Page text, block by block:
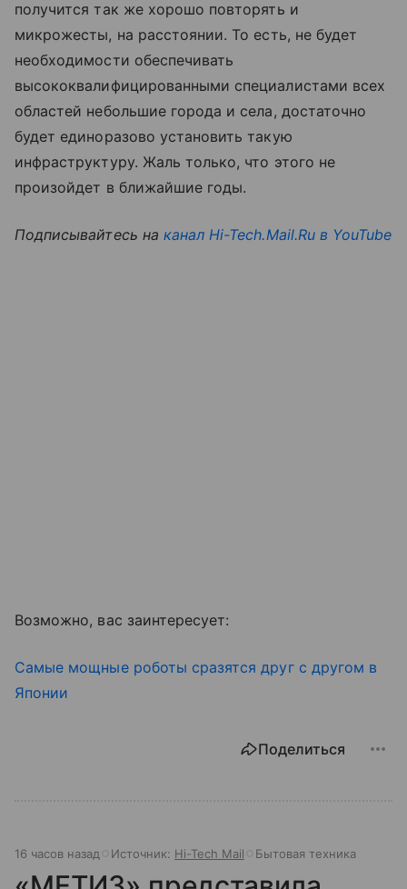
получится так же хорошо повторять и
микрожесты, на расстоянии. То есть, не будет
необходимости обеспечивать
высококвалифицированными специалистами всех
областей небольшие города и села, достаточно
будет единоразово установить такую
инфраструктуру. Жаль только, что этого не
произойдет в ближайшие годы.
Подписывайтесь на канал Hi-Tech.Mail.Ru в YouTube
Возможно, вас заинтересует:
Самые мощные роботы сразятся друг с другом в
Японии
Поделиться
16 часов назад Источник: Hi-Tech Mail Бытовая техника